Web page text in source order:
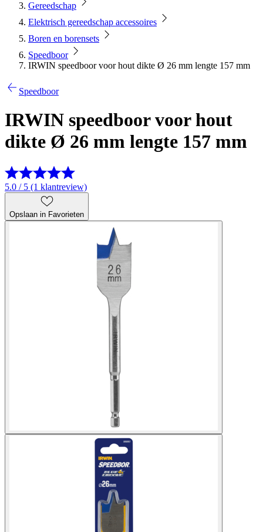
Gereedschap
Elektrisch gereedschap accessoires
Boren en borensets
Speedboor
IRWIN speedboor voor hout dikte Ø 26 mm lengte 157 mm
Speedboor
IRWIN speedboor voor hout
dikte Ø 26 mm lengte 157 mm
5.0 / 5 (1 klantreview)
Opslaan in Favorieten